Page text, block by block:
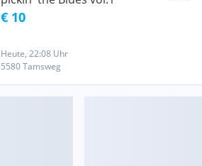
€ 10
Heute, 22:08 Uhr
5580 Tamsweg